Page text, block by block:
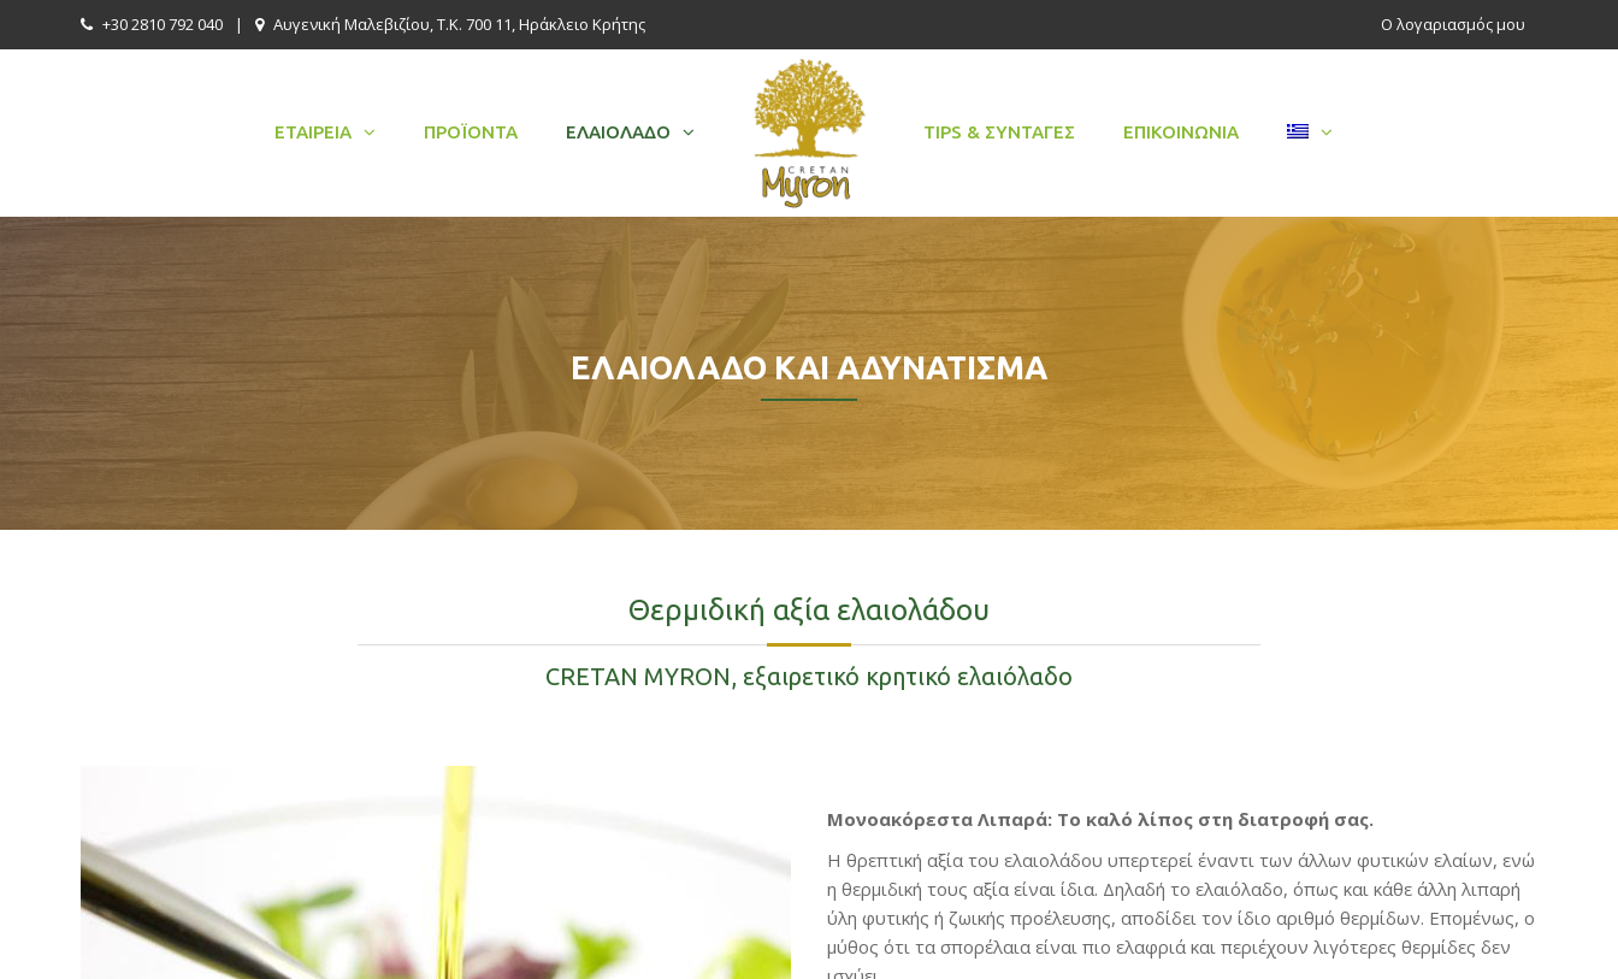
+30 2810 792 040 | Αυγενική Μαλεβιζίου, Τ.Κ. 700 11, Ηράκλειο Κρήτης Ο λογαριασμός μου
ΕΤΑΙΡΕΊΑ ΠΡΟΪΌΝΤΑ ΕΛΑΙΌΛΑΔΟ TIPS & ΣΥΝΤΑΓΈΣ ΕΠΙΚΟΙΝΩΝΊΑ
ΕΛΑΙΌΛΑΔΟ ΚΑΙ ΑΔΥΝΆΤΙΣΜΑ
Θερμιδική αξία ελαιολάδου
CRETAN MYRON, εξαιρετικό κρητικό ελαιόλαδο
Μονοακόρεστα Λιπαρά: Το καλό λίπος στη διατροφή σας.
Η θρεπτική αξία του ελαιολάδου υπερτερεί έναντι των άλλων φυτικών ελαίων, ενώ
η θερμιδική τους αξία είναι ίδια. Δηλαδή το ελαιόλαδο, όπως και κάθε άλλη λιπαρή
ύλη φυτικής ή ζωικής προέλευσης, αποδίδει τον ίδιο αριθμό θερμίδων. Επομένως, ο
μύθος ότι τα σπορέλαια είναι πιο ελαφριά και περιέχουν λιγότερες θερμίδες δεν